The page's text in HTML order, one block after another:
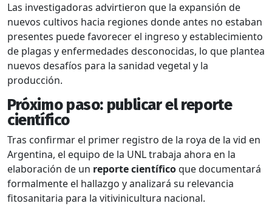
Las investigadoras advirtieron que la expansión de
nuevos cultivos hacia regiones donde antes no estaban
presentes puede favorecer el ingreso y establecimiento
de plagas y enfermedades desconocidas, lo que plantea
nuevos desafíos para la sanidad vegetal y la
producción.
Próximo paso: publicar el reporte
científico
Tras confirmar el primer registro de la roya de la vid en
Argentina, el equipo de la UNL trabaja ahora en la
elaboración de un reporte científicoque documentará
formalmente el hallazgo y analizará su relevancia
fitosanitaria para la vitivinicultura nacional.